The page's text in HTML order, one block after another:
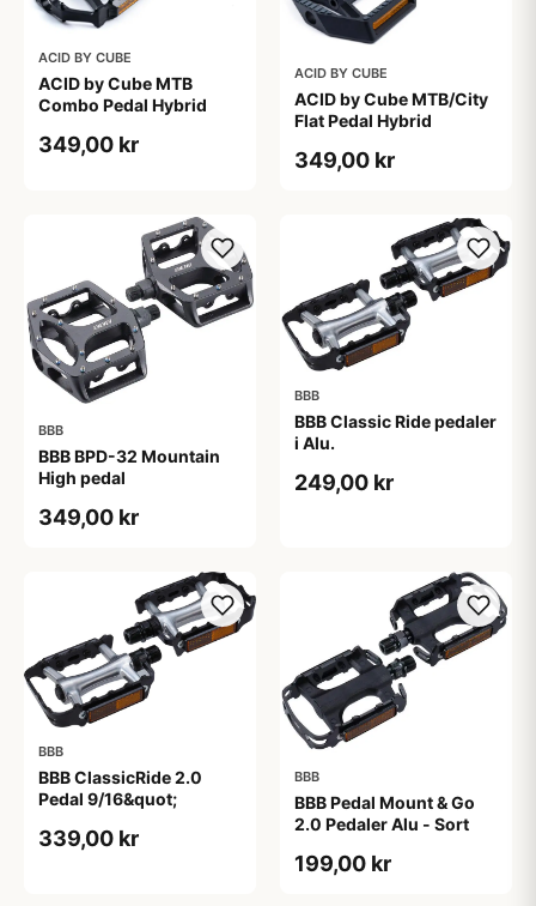
ACID BY CUBE
ACID by Cube MTB
Combo Pedal Hybrid
349,00 kr
ACID BY CUBE
ACID by Cube MTB/City
Flat Pedal Hybrid
349,00 kr
BBB
BBB BPD-32 Mountain
High pedal
349,00 kr
BBB
BBB Classic Ride pedaler
i Alu.
249,00 kr
BBB
BBB ClassicRide 2.0
Pedal 9/16&quot;
339,00 kr
BBB
BBB Pedal Mount & Go
2.0 Pedaler Alu - Sort
199,00 kr